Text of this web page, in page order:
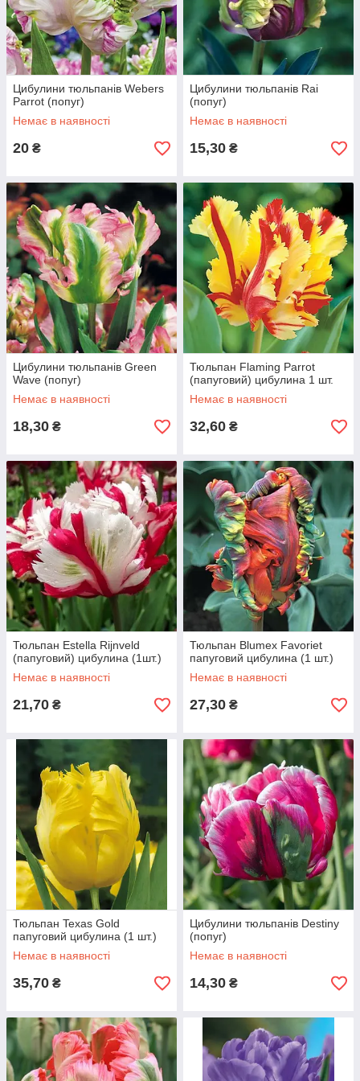
Цибулини тюльпанів Webers
Parrot (попуг)
Немає в наявності
20 ₴
Цибулини тюльпанів Rai
(попуг)
Немає в наявності
15,30 ₴
Цибулини тюльпанів Green
Wave (попуг)
Немає в наявності
18,30 ₴
Тюльпан Flaming Parrot
(папуговий) цибулина 1 шт.
Немає в наявності
32,60 ₴
Тюльпан Estella Rijnveld
(папуговий) цибулина (1шт.)
Немає в наявності
21,70 ₴
Тюльпан Blumex Favoriet
папуговий цибулина (1 шт.)
Немає в наявності
27,30 ₴
Тюльпан Texas Gold
папуговий цибулина (1 шт.)
Немає в наявності
35,70 ₴
Цибулини тюльпанів Destiny
(попуг)
Немає в наявності
14,30 ₴